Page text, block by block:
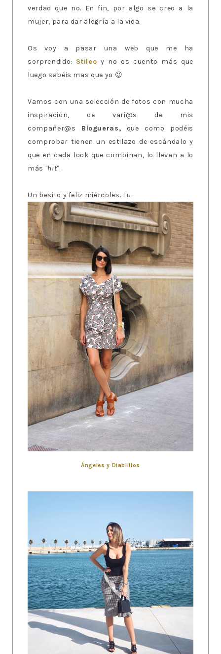
verdad que no. En fin, por algo se creo a la
mujer, para dar alegría a la vida.
Os voy a pasar una web que me ha
sorprendido: Stileo y no os cuento más que
luego sabéis mas que yo 😉
Vamos con una selección de fotos con mucha
inspiración, de vari@s de mis
compañer@s Blogueras, que como podéis
comprobar tienen un estilazo de escándalo y
que en cada look que combinan, lo llevan a lo
más "hit".
Un besito y feliz miércoles. Eu.
Ángeles y Diablillos